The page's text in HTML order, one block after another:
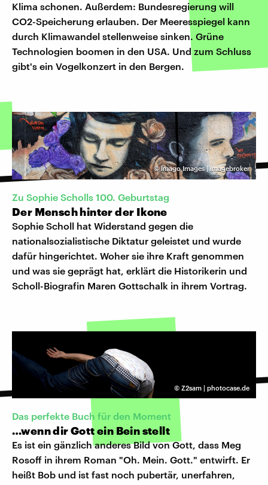
Klima schonen. Außerdem: Bundesregierung will
CO2-Speicherung erlauben. Der Meeresspiegel kann
durch Klimawandel stellenweise sinken. Grüne
Technologien boomen in den USA. Und zum Schluss
gibt's ein Vogelkonzert in den Bergen.
©Imago Images | Imagebroker
Zu Sophie Scholls 100. Geburtstag
Der Mensch hinter der Ikone
Sophie Scholl hat Widerstand gegen die
nationalsozialistische Diktatur geleistet und wurde
dafür hingerichtet. Woher sie ihre Kraft genommen
und was sie geprägt hat, erklärt die Historikerin und
Scholl-Biografin Maren Gottschalk in ihrem Vortrag.
© Z2sam | photocase.de
Das perfekte Buch für den Moment
…wenn dir Gott ein Bein stellt
Es ist ein gänzlich anderes Bild von Gott, dass Meg
Rosoff in ihrem Roman "Oh. Mein. Gott." entwirft. Er
heißt Bob und ist fast noch pubertär, unerfahren,